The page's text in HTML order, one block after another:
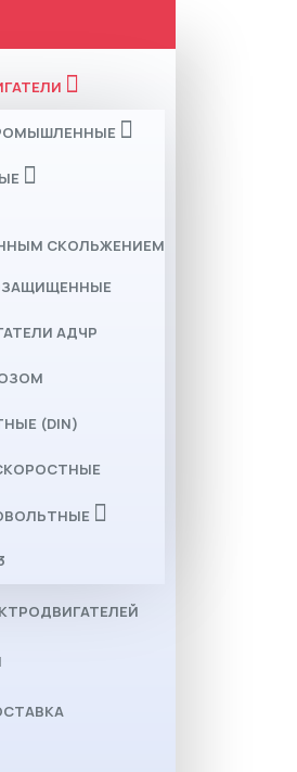
СКОЛЬЖЕНИЕМ
АДЧР
(DIN)